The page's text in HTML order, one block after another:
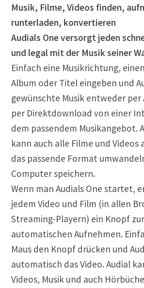
Musikproduktion
Notation Notensatz
Noten Scannen
Plug In
Sequenzer
Sound Samples
Zubehör
Musik, Filme, Videos finden,
runterladen, konvertieren
Audials One versorgt jeden
und legal mit der Musik seiner
Einfach eine Musikrichtung,
Album oder Titel eingeben und
gewünschte Musik entweder
per Direktdownload von einer
dem passendem Musikangebot.
kann auch alle Filme und Videos
das passende Format
Computer speichern.
Wenn man Audials One startet,
jedem Video und Film (in allen
Streaming-Playern) ein Knopf
automatischen Aufnehmen.
Maus den Knopf drücken und
automatisch das Video. Audial
Videos, Musik und auch